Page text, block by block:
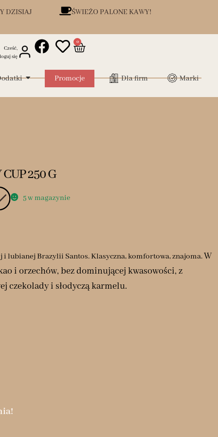
DZISIAJ ŚWIEŻO PALONE KAWY!
Cześć,
się
0
Promocje Dla firm Marki
250 G
5 w magazynie
i lubianej Brazylii Santos. Klasyczna, komfortowa, znajoma.W
i orzechów, bez dominującej kwasowości, z
czekolady i słodyczą karmelu.